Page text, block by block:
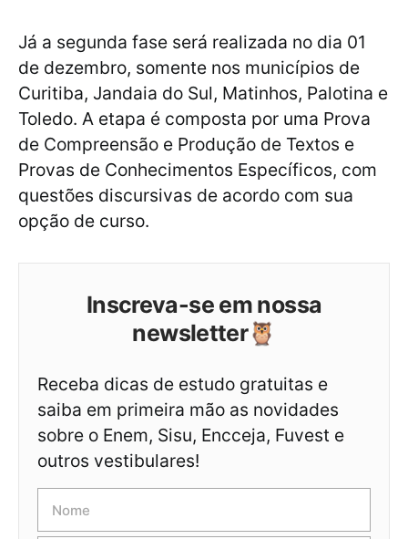
Já a segunda fase será realizada no dia 01
de dezembro, somente nos municípios de
Curitiba, Jandaia do Sul, Matinhos, Palotina e
Toledo. A etapa é composta por uma Prova
de Compreensão e Produção de Textos e
Provas de Conhecimentos Específicos, com
questões discursivas de acordo com sua
opção de curso.
Inscreva-se em nossa
newsletter🦉
Receba dicas de estudo gratuitas e
saiba em primeira mão as novidades
sobre o Enem, Sisu, Encceja, Fuvest e
outros vestibulares!